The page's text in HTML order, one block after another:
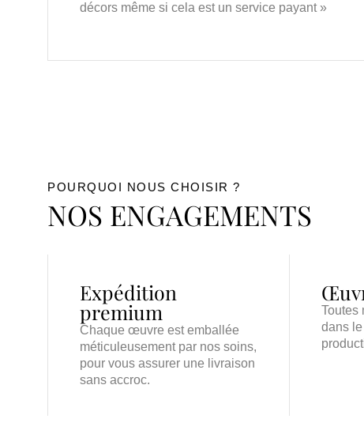
décors même si cela est un service payant »
POURQUOI NOUS CHOISIR ?
NOS ENGAGEMENTS
Expédition
premium
Chaque œuvre est emballée
méticuleusement par nos soins,
pour vous assurer une livraison
sans accroc.
Toutes
dans